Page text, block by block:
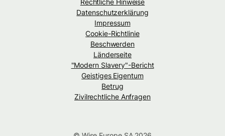
Rechtliche Hinweise
Datenschutzerklärung
Impressum
Cookie-Richtlinie
Beschwerden
Länderseite
"Modern Slavery"-Bericht
Geistiges Eigentum
Betrug
Zivilrechtliche Anfragen